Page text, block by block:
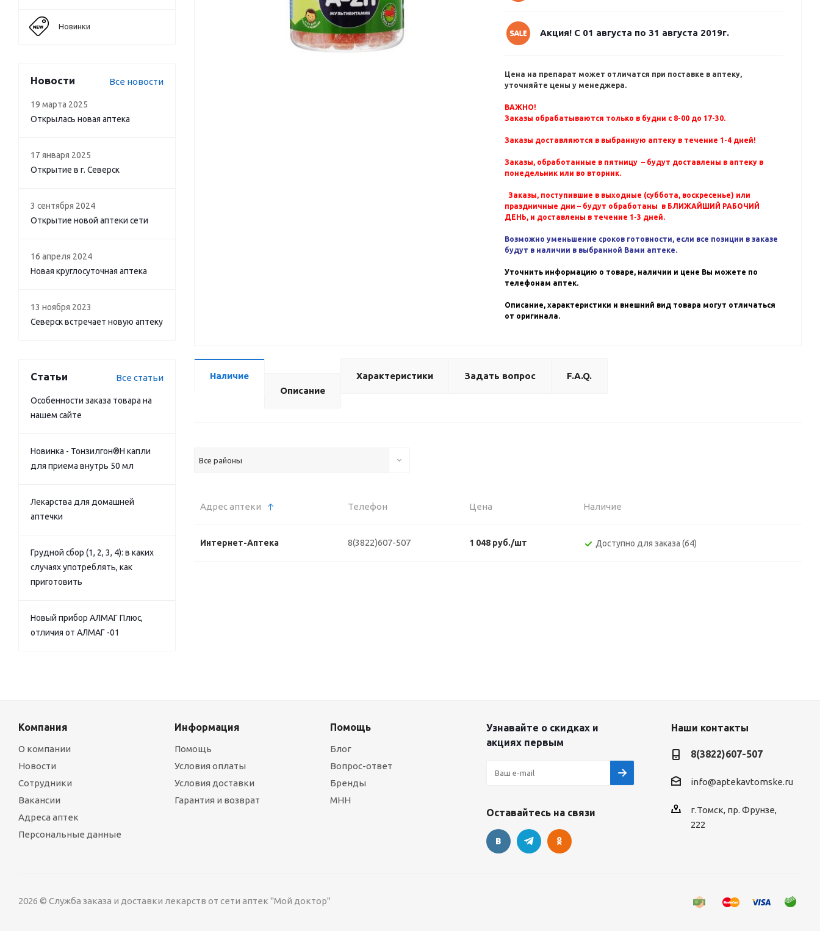
Акция! С 01 августа по 31 августа 2019г.
Цена на препарат может отличатся при поставке в аптеку,
уточняйте цены у менеджера.
ВАЖНО!
Заказы обрабатываются только в будни с 8-00 до 17-30.
Заказы доставляются в выбранную аптеку в течение 1-4 дней!
Заказы, обработанные в пятницу – будут доставлены в аптеку в
понедельник или во вторник.
Заказы, поступившие в выходные (суббота, воскресенье) или
праздничные дни – будут обработаны в БЛИЖАЙШИЙ РАБОЧИЙ
ДЕНЬ, и доставлены в течение 1-3 дней.
Возможно уменьшение сроков готовности, если все позиции в заказе
будут в наличии в выбранной Вами аптеке.
Уточнить информацию о товаре, наличии и цене Вы можете по
телефонам аптек.
Описание, характеристики и внешний вид товара могут отличаться
от оригинала.
Наличие
Описание
Характеристики Задать вопрос F.A.Q.
Все районы
Адрес аптеки Телефон Цена Наличие
Интернет-Аптека 8(3822)607-507 1 048 руб./шт Доступно для заказа (64)
Новинки
Новости Все новости
19 марта 2025
Открылась новая аптека
17 января 2025
Открытие в г. Северск
3 сентября 2024
Открытие новой аптеки сети
16 апреля 2024
Новая круглосуточная аптека
13 ноября 2023
Северск встречает новую аптеку
Статьи Все статьи
Особенности заказа товара на
нашем сайте
Новинка - Тонзилгон®Н капли
для приема внутрь 50 мл
Лекарства для домашней
аптечки
Грудной сбор (1, 2, 3, 4): в каких
случаях употреблять, как
приготовить
Новый прибор АЛМАГ Плюс,
отличия от АЛМАГ -01
Компания
О компании
Новости
Сотрудники
Вакансии
Адреса аптек
Персональные данные
Информация
Помощь
Условия оплаты
Условия доставки
Гарантия и возврат
Помощь
Блог
Вопрос-ответ
Бренды
МНН
Узнавайте о скидках и
акциях первым
Оставайтесь на связи
Наши контакты
8(3822)607-507
info@aptekavtomske.ru
г.Томск, пр. Фрунзе,
222
2026 © Служба заказа и доставки лекарств от сети аптек "Мой доктор"